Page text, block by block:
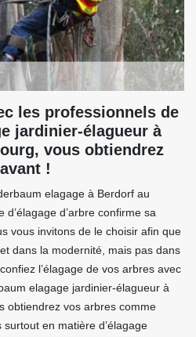
les professionnels de
jardinier-élagueur à
vous obtiendrez
!
elagage à Berdorf au
d’arbre confirme sa
vous invitons de le choisir afin que
dans la modernité, mais pas dans
l’élagage de vos arbres avec
elagage jardinier-élagueur à
obtiendrez vos arbres comme
en matière d’élagage